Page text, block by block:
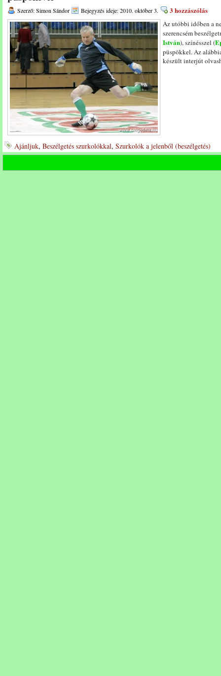
Szerző: Simon Sándor Bejegyzés ideje: 2010. október 3. 3 hozzászólás
Az utóbbi időben a
szerencsém
István), színésszel (
püspökkel. Az
készült interjút
Ajánljuk, Beszélgetés szurkolókkal, Szurkolók a jelenből (beszélgetés)